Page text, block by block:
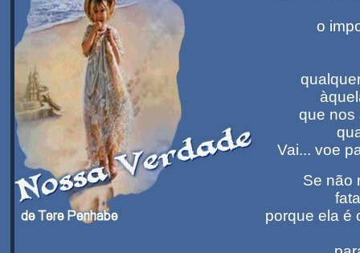
o
que nos
Vai... voe
Se não
porque ela é